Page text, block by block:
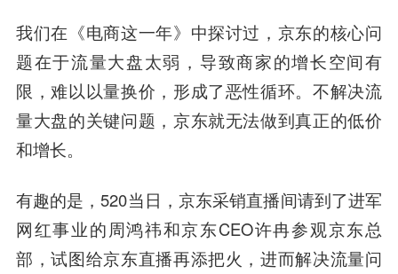
我们在《电商这一年》中探讨过，京东的核心问
题在于流量大盘太弱，导致商家的增长空间有
限，难以以量换价，形成了恶性循环。不解决流
量大盘的关键问题，京东就无法做到真正的低价
和增长。
有趣的是，520当日，京东采销直播间请到了进军
网红事业的周鸿祎和京东CEO许冉参观京东总
部，试图给京东直播再添把火，进而解决流量问